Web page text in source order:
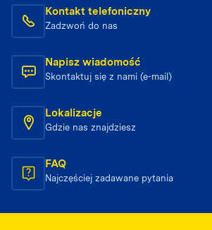
Kontakt telefoniczny
Zadzwoń do nas
Napisz wiadomość
Skontaktuj się z nami (e-mail)
Lokalizacje
Gdzie nas znajdziesz
FAQ
Najczęściej zadawane pytania